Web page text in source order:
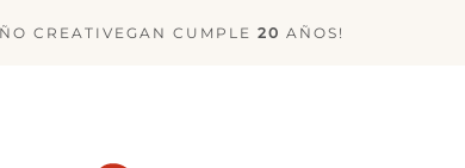
CREATIVEGAN CUMPLE 20 AÑOS!